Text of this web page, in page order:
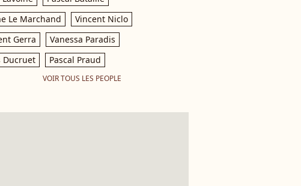
Le Marchand
Vincent Niclo
Gerra
Vanessa Paradis
Ducruet
Pascal Praud
VOIR TOUS LES PEOPLE